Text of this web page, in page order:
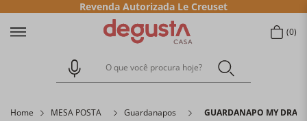
Revenda Autorizada Le Creuset
0
O que você procura hoje?
Home MESA POSTA Guardanapos GUARDANAPO MY DRAP